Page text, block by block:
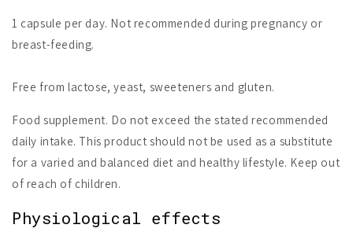
1 capsule per day. Not recommended during pregnancy or
breast-feeding.
Free from lactose, yeast, sweeteners and gluten.
Food supplement. Do not exceed the stated recommended
daily intake. This product should not be used as a substitute
for a varied and balanced diet and healthy lifestyle. Keep out
of reach of children.
Physiological effects